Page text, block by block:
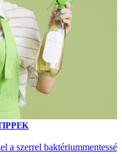
a szerrel baktériummentessé